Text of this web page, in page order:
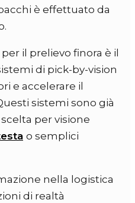
è effettuato da
il prelievo finora è il
di pick-by-vision
e accelerare il
sistemi sono già
per visione
o semplici
nella logistica
di realtà